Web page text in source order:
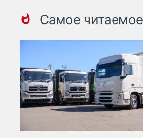
Самое читаемое